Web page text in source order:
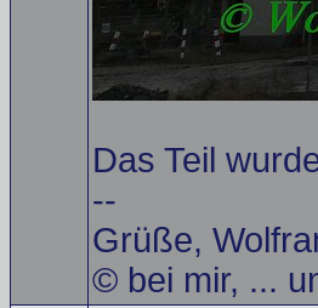
Das Teil
--
Grüße,
© bei mir, ...